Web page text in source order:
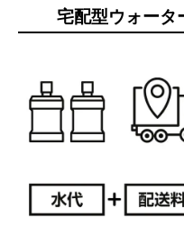
宅配型ウォータ